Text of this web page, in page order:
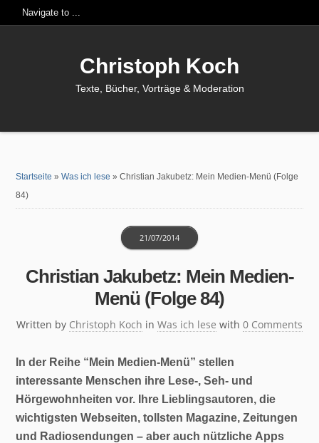
Christoph Koch
Texte, Bücher, Vorträge & Moderation
Startseite »Was ich lese »Christian Jakubetz: Mein Medien-Menü (Folge
84)
Christian Jakubetz: Mein Medien-
Menü (Folge 84)
Written by Christoph Koch
21/07/2014
in Was ich lese with 0 Comments
In der Reihe “Mein Medien-Menü” stellen
interessante Menschen ihre Lese-, Seh- und
Hörgewohnheiten vor. Ihre Lieblingsautoren, die
wichtigsten Webseiten, tollsten Magazine, Zeitungen
und Radiosendungen – aber auch nützliche Apps